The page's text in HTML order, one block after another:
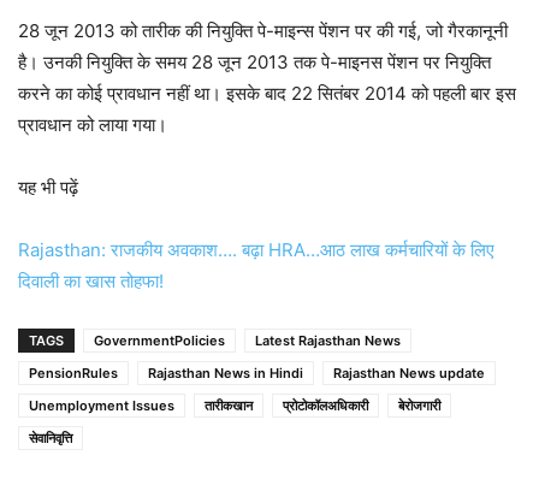
28 जून 2013 को तारीक की नियुक्ति पे-माइन्स पेंशन पर की गई, जो गैरकानूनी
है। उनकी नियुक्ति के समय 28 जून 2013 तक पे-माइनस पेंशन पर नियुक्ति
करने का कोई प्रावधान नहीं था। इसके बाद 22 सितंबर 2014 को पहली बार इस
प्रावधान को लाया गया।
यह भी पढ़ें
Rajasthan: राजकीय अवकाश…. बढ़ा HRA…आठ लाख कर्मचारियों के लिए
दिवाली का खास तोहफा!
TAGS GovernmentPolicies
Latest Rajasthan News
PensionRules
Rajasthan News in Hindi
Rajasthan News update
Unemployment Issues
तारीकखान प्रोटोकॉलअधिकारी
बेरोजगारी
सेवानिवृत्ति